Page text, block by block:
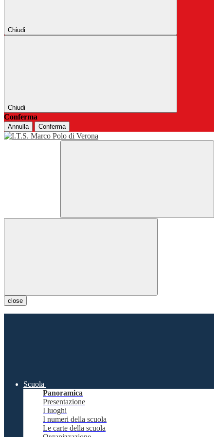
Chiudi
Chiudi
Conferma
Annulla Conferma
close
Scuola
Panoramica
Presentazione
I luoghi
I numeri della scuola
Le carte della scuola